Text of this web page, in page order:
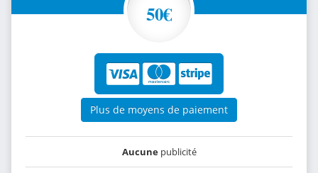
50€
Plus de moyens de paiement
Aucunepublicité